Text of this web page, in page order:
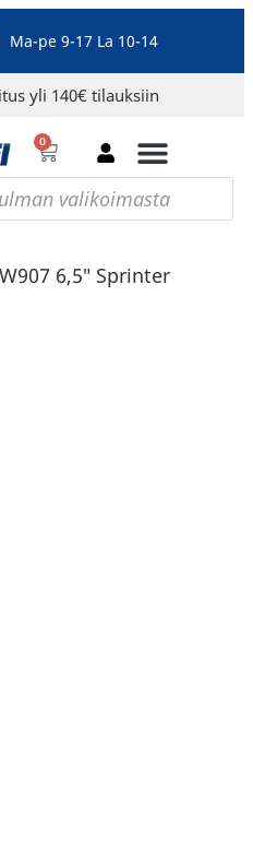
Ma-pe 9-17 La 10-14
yli 140€ tilauksiin
0
6,5″ Sprinter